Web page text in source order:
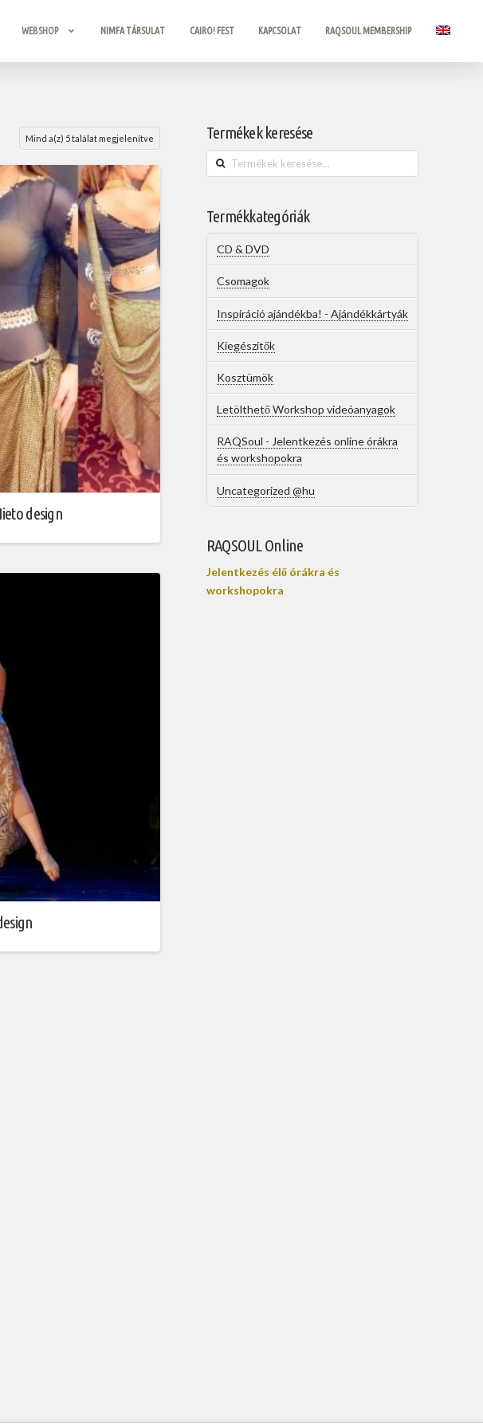
WEBSHOP NIMFA TÁRSULAT CAIRO! FEST KAPCSOLAT RAQSOUL MEMBERSHIP
Mind a(z) 5 találat megjelenítve
design
Termékek keresése
Keresés
a
Termékkategóriák
CD & DVD
Csomagok
Inspiráció ajándékba! - Ajándékkártyák
Kiegészítők
Kosztümök
Letölthető Workshop videóanyagok
RAQSoul - Jelentkezés online órákra
és workshopokra
Uncategorized @hu
RAQSOUL Online
Jelentkezés élő órákra és
workshopokra